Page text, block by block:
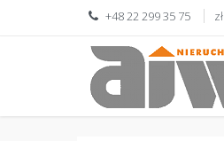
+48 22 299 35 75 zł